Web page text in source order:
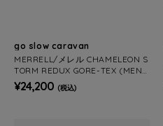
go slow caravan
MERRELL/メレル CHAMELEON S
TORM REDUX GORE-TEX (MEN
S)
¥24,200 (税込)